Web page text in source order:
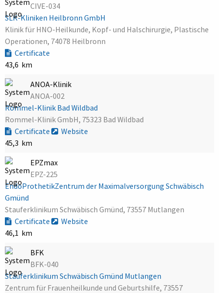
CIVE-034
SLK-Kliniken Heilbronn GmbH
Klinik für HNO-Heilkunde, Kopf- und Halschirurgie, Plastische
Operationen, 74078 Heilbronn
Certificate
43,6 km
ANOA-Klinik
ANOA-002
Rommel-Klinik Bad Wildbad
Rommel-Klinik GmbH, 75323 Bad Wildbad
Certificate
Website
45,3 km
EPZmax
EPZ-225
EndoProthetikZentrum der Maximalversorgung Schwäbisch
Gmünd
Stauferklinikum Schwäbisch Gmünd, 73557 Mutlangen
Certificate
Website
46,1 km
BFK
BFK-040
Stauferklinikum Schwäbisch Gmünd Mutlangen
Zentrum für Frauenheilkunde und Geburtshilfe, 73557